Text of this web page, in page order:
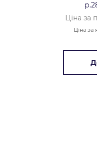
Ціна за
Ціна за